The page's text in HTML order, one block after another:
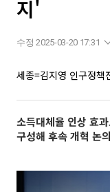
지'
수정 2025-03-20 17:31
세종=김지영 인구정책
소득대체율 인상 효
구성해 후속 개혁 논